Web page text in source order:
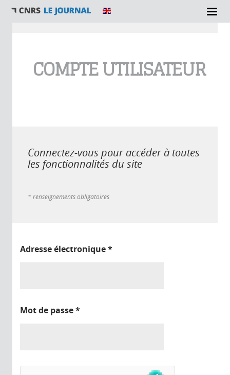
COMPTE UTILISATEUR
Connectez-vous pour accéder à toutes
les fonctionnalités du site
* renseignements obligatoires
Adresse électronique*
Mot de passe*